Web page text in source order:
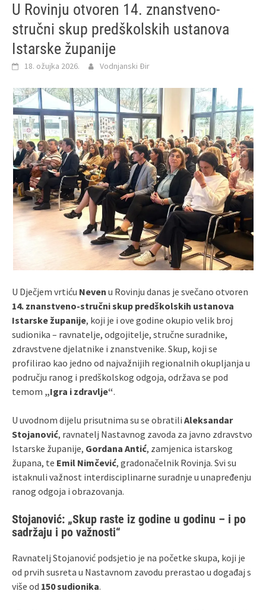
U Rovinju otvoren 14. znanstveno-
stručni skup predškolskih ustanova
Istarske županije
18. ožujka 2026. Vodnjanski Đir
U Dječjem vrtiću Neven u Rovinju danas je svečano otvoren
14. znanstveno-stručni skup predškolskih ustanova
Istarske županije, koji je i ove godine okupio velik broj
sudionika – ravnatelje, odgojitelje, stručne suradnike,
zdravstvene djelatnike i znanstvenike. Skup, koji se
profilirao kao jedno od najvažnijih regionalnih okupljanja u
području ranog i predškolskog odgoja, održava se pod
temom „Igra i zdravlje“.
U uvodnom dijelu prisutnima su se obratili Aleksandar
Stojanović, ravnatelj Nastavnog zavoda za javno zdravstvo
Istarske županije, Gordana Antić, zamjenica istarskog
župana, te Emil Nimčević, gradonačelnik Rovinja. Svi su
istaknuli važnost interdisciplinarne suradnje u unapređenju
ranog odgoja i obrazovanja.
Stojanović: „Skup raste iz godine u godinu – i po
sadržaju i po važnosti“
Ravnatelj Stojanović podsjetio je na početke skupa, koji je
od prvih susreta u Nastavnom zavodu prerastao u događaj s
više od 150 sudionika.